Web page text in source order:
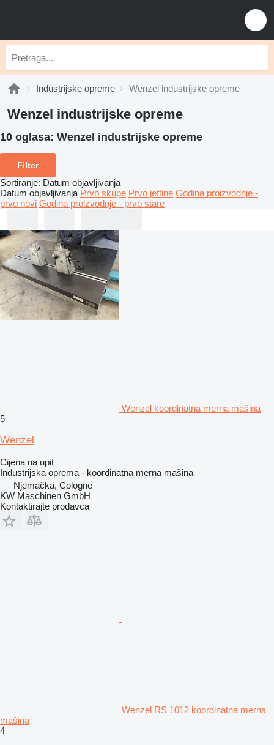
Industrijske opreme Wenzel industrijske opreme
Wenzel industrijske opreme
10 oglasa: Wenzel industrijske opreme
Filter
Sortiranje: Datum objavljivanja
Datum objavljivanja Prvo skupe Prvo jeftine Godina proizvodnje -
prvo novi Godina proizvodnje - prvo stare
Wenzel koordinatna merna mašina
5
Wenzel
Cijena na upit
Industrijska oprema - koordinatna merna mašina
Njemačka, Cologne
KW Maschinen GmbH
Kontaktirajte prodavca
Wenzel RS 1012 koordinatna merna
mašina
4